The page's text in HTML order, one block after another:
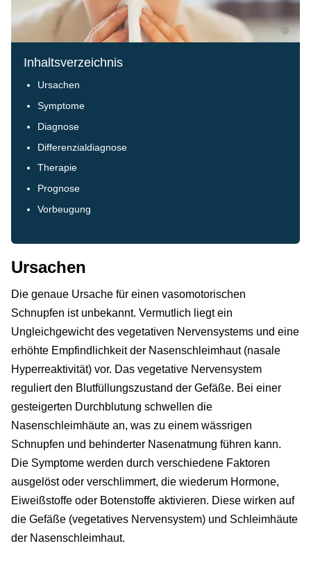
©
Inhaltsverzeichnis
Ursachen
Symptome
Diagnose
Differenzialdiagnose
Therapie
Prognose
Vorbeugung
Ursachen
Die genaue Ursache für einen vasomotorischen
Schnupfen ist unbekannt. Vermutlich liegt ein
Ungleichgewicht des vegetativen Nervensystems und eine
erhöhte Empfindlichkeit der Nasenschleimhaut (nasale
Hyperreaktivität) vor. Das vegetative Nervensystem
reguliert den Blutfüllungszustand der Gefäße. Bei einer
gesteigerten Durchblutung schwellen die
Nasenschleimhäute an, was zu einem wässrigen
Schnupfen und behinderter Nasenatmung führen kann.
Die Symptome werden durch verschiedene Faktoren
ausgelöst oder verschlimmert, die wiederum Hormone,
Eiweißstoffe oder Botenstoffe aktivieren. Diese wirken auf
die Gefäße (vegetatives Nervensystem) und Schleimhäute
der Nasenschleimhaut.